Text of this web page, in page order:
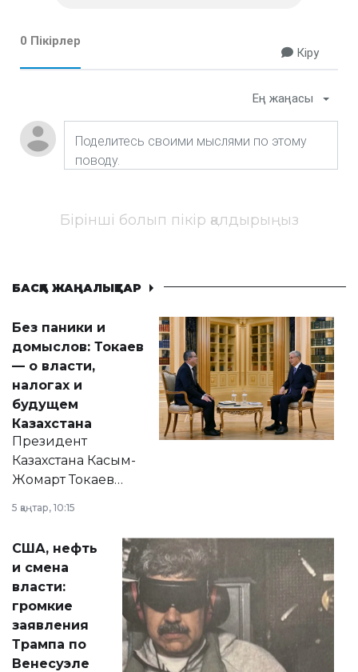
0 Пікірлер
Кіру
Ең жаңасы
Бірінші болып пікір қалдырыңыз
БАСҚА ЖАҢАЛЫҚТАР
Без паники и
домыслов: Токаев
— о власти,
налогах и
будущем
Казахстана
Президент
Казахстана Касым-
Жомарт Токаев
сразу несколько
актуальных тем —
от слухов о
политических
реформах до
вопросов армии,
экономики и
личного здоровья.
5 қаңтар, 10:15
США, нефть
и смена
власти:
громкие
заявления
Трампа по
Венесуэле